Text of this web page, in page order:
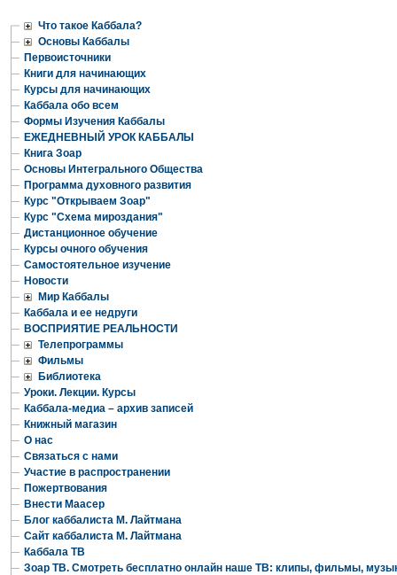
Что такое Каббала?
Основы Каббалы
Первоисточники
Книги для начинающих
Курсы для начинающих
Каббала обо всем
Формы Изучения Каббалы
ЕЖЕДНЕВНЫЙ УРОК КАББАЛЫ
Книга Зоар
Основы Интегрального Общества
Программа духовного развития
Курс "Открываем Зоар"
Курс "Схема мироздания"
Дистанционное обучение
Курсы очного обучения
Самостоятельное изучение
Новости
Мир Каббалы
Каббала и ее недруги
ВОСПРИЯТИЕ РЕАЛЬНОСТИ
Телепрограммы
Фильмы
Библиотека
Уроки. Лекции. Курсы
Каббала-медиа – архив записей
Книжный магазин
О нас
Связаться с нами
Участие в распространении
Пожертвования
Внести Маасер
Блог каббалиста М. Лайтмана
Сайт каббалиста М. Лайтмана
Каббала ТВ
Зоар ТВ. Смотреть бесплатно онлайн наше ТВ: клипы, фильмы,